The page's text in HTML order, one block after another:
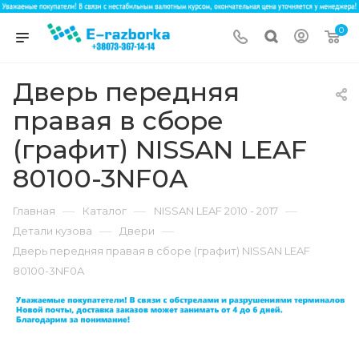
0
Дверь передняя
правая в сборе
(графит) NISSAN LEAF
80100-3NF0A
Главная — Каталог — NISSAN LEAF 2010 - 2017 —
Детали кузова — Двери —
Дверь передняя правая в сборе (графит) NISSAN LEAF
80100-3NF0A